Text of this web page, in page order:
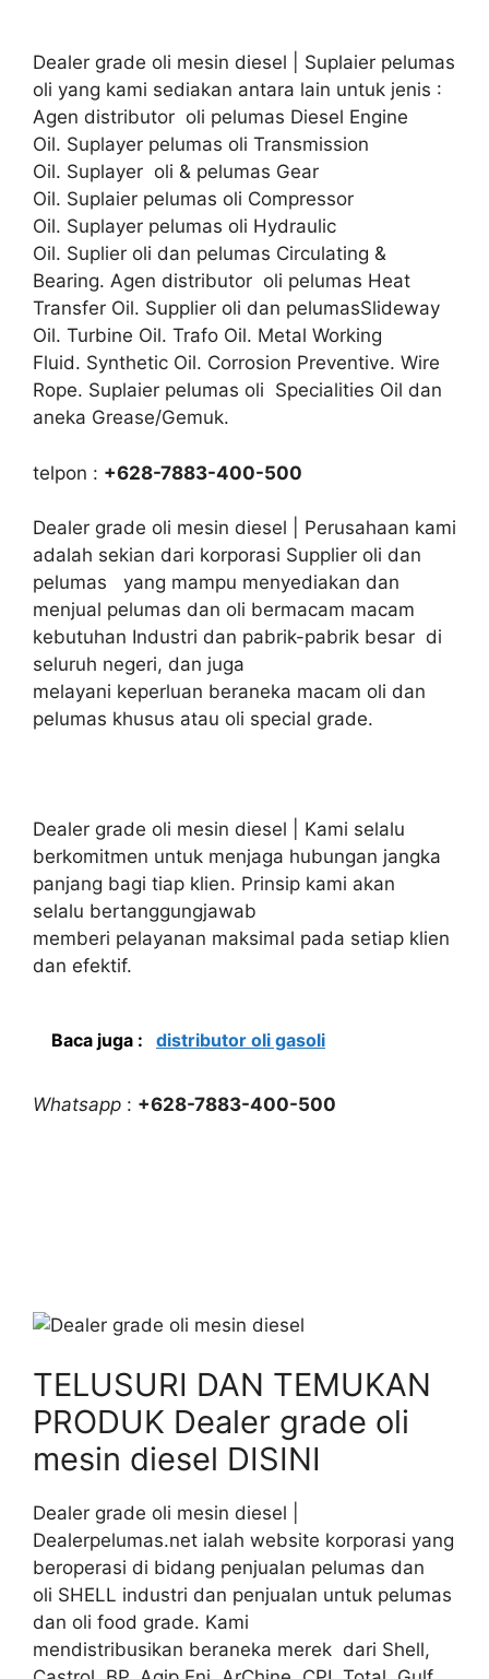
Dealer grade oli mesin diesel | Suplaier pelumas
oli yang kami sediakan antara lain untuk jenis :
Agen distributor oli pelumas Diesel Engine
Oil. Suplayer pelumas oli Transmission
Oil. Suplayer oli & pelumas Gear
Oil. Suplaier pelumas oli Compressor
Oil. Suplayer pelumas oli Hydraulic
Oil. Suplier oli dan pelumas Circulating &
Bearing. Agen distributor oli pelumas Heat
Transfer Oil. Supplier oli dan pelumasSlideway
Oil. Turbine Oil. Trafo Oil. Metal Working
Fluid. Synthetic Oil. Corrosion Preventive. Wire
Rope. Suplaier pelumas oli Specialities Oil dan
aneka Grease/Gemuk.
telpon : +628-7883-400-500
Dealer grade oli mesin diesel | Perusahaan kami
adalah sekian dari korporasi Supplier oli dan
pelumas yang mampu menyediakan dan
menjual pelumas dan oli bermacam macam
kebutuhan Industri dan pabrik-pabrik besar di
seluruh negeri, dan juga
melayani keperluan beraneka macam oli dan
pelumas khusus atau oli special grade.
Dealer grade oli mesin diesel | Kami selalu
berkomitmen untuk menjaga hubungan jangka
panjang bagi tiap klien. Prinsip kami akan
selalu bertanggungjawab
memberi pelayanan maksimal pada setiap klien
dan efektif.
Baca juga : distributor oli gasoli
Whatsapp : +628-7883-400-500
TELUSURI DAN TEMUKAN
PRODUK Dealer grade oli
mesin diesel DISINI
Dealer grade oli mesin diesel |
Dealerpelumas.net ialah website korporasi yang
beroperasi di bidang penjualan pelumas dan
oli SHELL industri dan penjualan untuk pelumas
dan oli food grade. Kami
mendistribusikan beraneka merek dari Shell,